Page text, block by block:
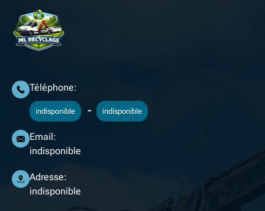
Téléphone:
indisponible - indisponible
Email:
indisponible
Adresse:
indisponible